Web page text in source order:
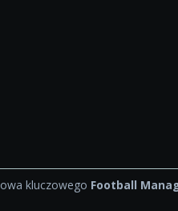
kluczowego Football